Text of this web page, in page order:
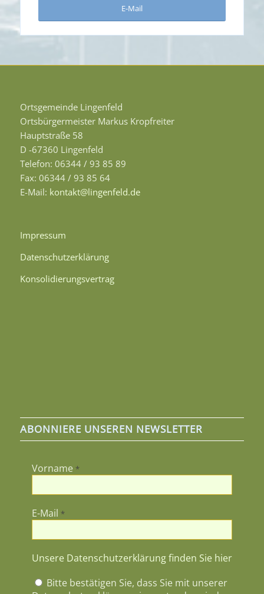
E-Mail
Ortsgemeinde Lingenfeld
Ortsbürgermeister Markus Kropfreiter
Hauptstraße 58
D -67360 Lingenfeld
Telefon: 06344 / 93 85 89
Fax: 06344 / 93 85 64
E-Mail: kontakt@lingenfeld.de
Impressum
Datenschutzerklärung
Konsolidierungsvertrag
ABONNIERE UNSEREN NEWSLETTER
Vorname *
E-Mail *
Unsere Datenschutzerklärung finden Sie hier
Bitte bestätigen Sie, dass Sie mit unserer